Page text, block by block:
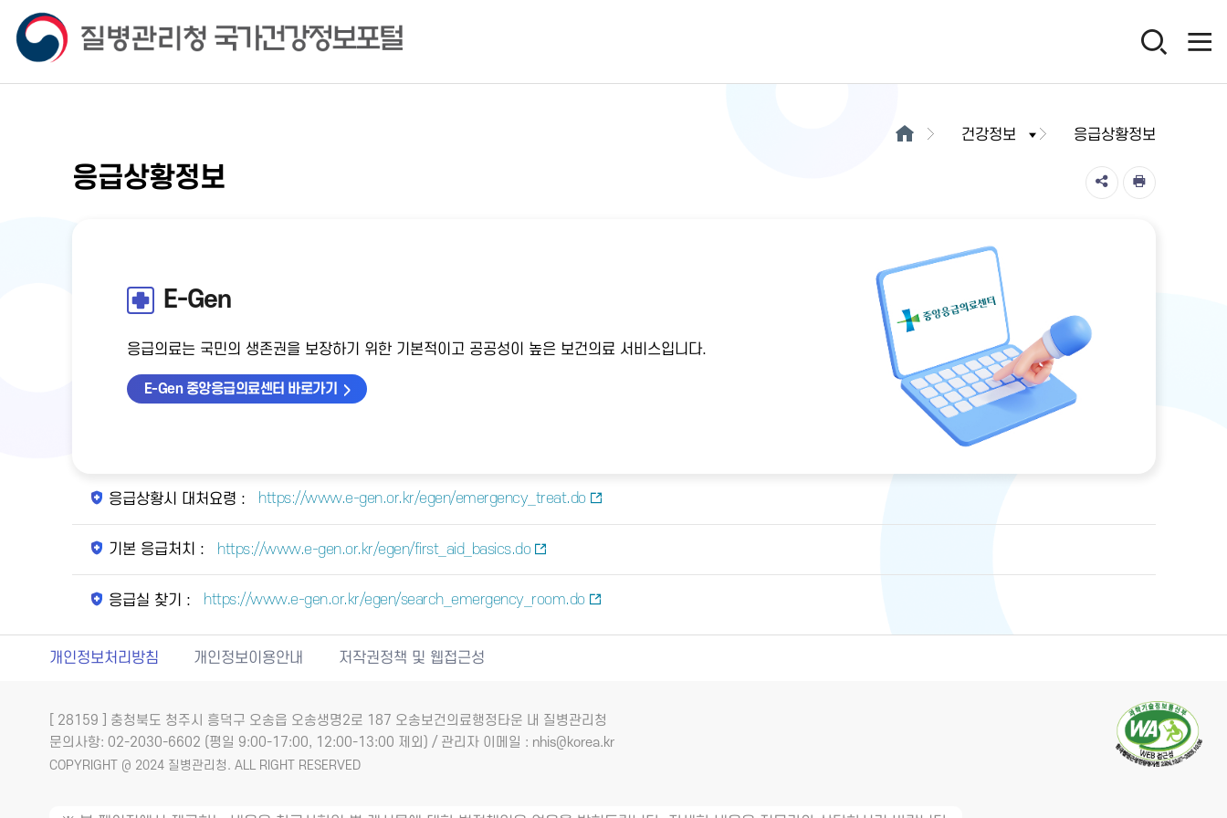
건강정보 응급상황정보
응급상황정보
E-Gen
응급의료는 국민의 생존권을 보장하기 위한 기본적이고 공공성이 높은 보건의료 서비스입니다.
E-Gen 중앙응급의료센터 바로가기
응급상황시 대처요령 : https://www.e-gen.or.kr/egen/emergency_treat.do
기본 응급처치 : https://www.e-gen.or.kr/egen/first_aid_basics.do
응급실 찾기 : https://www.e-gen.or.kr/egen/search_emergency_room.do
개인정보처리방침 개인정보이용안내 저작권정책 및 웹접근성
[ 28159 ] 충청북도 청주시 흥덕구 오송읍 오송생명2로 187 오송보건의료행정타운 내 질병관리청
문의사항: 02-2030-6602 (평일 9:00-17:00, 12:00-13:00 제외) / 관리자 이메일 : nhis@korea.kr
COPYRIGHT @ 2024 질병관리청. ALL RIGHT RESERVED